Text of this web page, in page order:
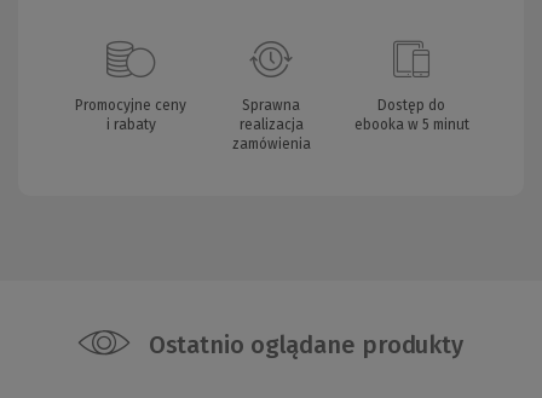
Promocyjne ceny
i rabaty
Sprawna
realizacja
zamówienia
Dostęp do
ebooka w 5 minut
Ostatnio oglądane produkty